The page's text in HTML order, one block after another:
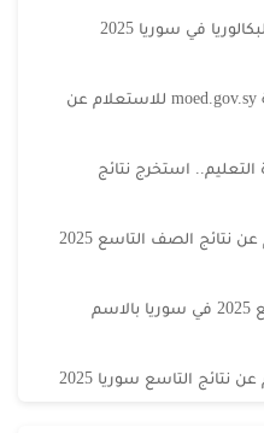
رابط نتائج الاعتراض علي نتائج البكالوريا في سوريا 2025
رابط موقع وزارة التربية السورية moed.gov.sy للاستعلام عن
التعليم.. استخرج نتائج
صدرت الآن.. خطوات الاستعلام عن نتائج الصف التاسع 2025
مبروك اصدار نتائج الصف التاسع 2025 في سوريا بالاسم
التاسع سوريا 2025